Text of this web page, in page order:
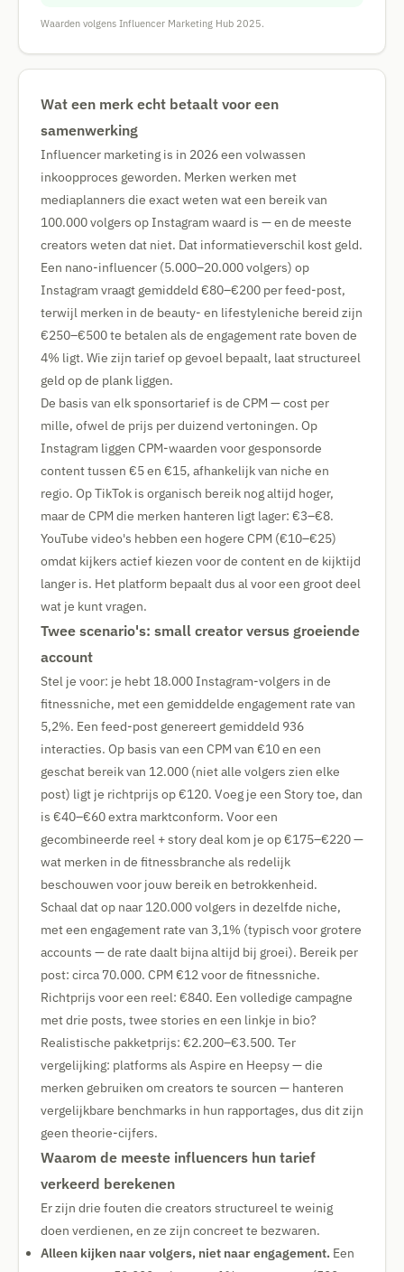
Waarden volgens Influencer Marketing Hub 2025.
Wat een merk echt betaalt voor een
samenwerking
Influencer marketing is in 2026 een volwassen
inkoopproces geworden. Merken werken met
mediaplanners die exact weten wat een bereik van
100.000 volgers op Instagram waard is — en de meeste
creators weten dat niet. Dat informatieverschil kost geld.
Een nano-influencer (5.000–20.000 volgers) op
Instagram vraagt gemiddeld €80–€200 per feed-post,
terwijl merken in de beauty- en lifestyleniche bereid zijn
€250–€500 te betalen als de engagement rate boven de
4% ligt. Wie zijn tarief op gevoel bepaalt, laat structureel
geld op de plank liggen.
De basis van elk sponsortarief is de CPM — cost per
mille, ofwel de prijs per duizend vertoningen. Op
Instagram liggen CPM-waarden voor gesponsorde
content tussen €5 en €15, afhankelijk van niche en
regio. Op TikTok is organisch bereik nog altijd hoger,
maar de CPM die merken hanteren ligt lager: €3–€8.
YouTube video's hebben een hogere CPM (€10–€25)
omdat kijkers actief kiezen voor de content en de kijktijd
langer is. Het platform bepaalt dus al voor een groot deel
wat je kunt vragen.
Twee scenario's: small creator versus groeiende
account
Stel je voor: je hebt 18.000 Instagram-volgers in de
fitnessniche, met een gemiddelde engagement rate van
5,2%. Een feed-post genereert gemiddeld 936
interacties. Op basis van een CPM van €10 en een
geschat bereik van 12.000 (niet alle volgers zien elke
post) ligt je richtprijs op €120. Voeg je een Story toe, dan
is €40–€60 extra marktconform. Voor een
gecombineerde reel + story deal kom je op €175–€220 —
wat merken in de fitnessbranche als redelijk
beschouwen voor jouw bereik en betrokkenheid.
Schaal dat op naar 120.000 volgers in dezelfde niche,
met een engagement rate van 3,1% (typisch voor grotere
accounts — de rate daalt bijna altijd bij groei). Bereik per
post: circa 70.000. CPM €12 voor de fitnessniche.
Richtprijs voor een reel: €840. Een volledige campagne
met drie posts, twee stories en een linkje in bio?
Realistische pakketprijs: €2.200–€3.500. Ter
vergelijking: platforms als Aspire en Heepsy — die
merken gebruiken om creators te sourcen — hanteren
vergelijkbare benchmarks in hun rapportages, dus dit zijn
geen theorie-cijfers.
Waarom de meeste influencers hun tarief
verkeerd berekenen
Er zijn drie fouten die creators structureel te weinig
doen verdienen, en ze zijn concreet te bezwaren.
Alleen kijken naar volgers, niet naar engagement. Een